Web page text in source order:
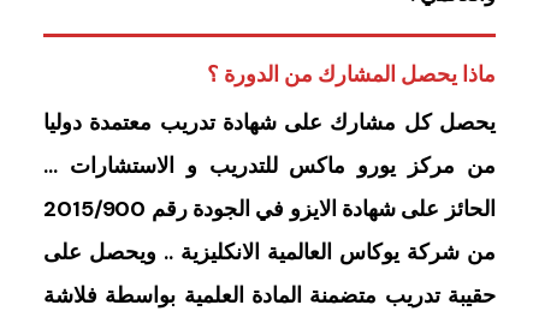
ماذا يحصل المشارك من الدورة ؟
يحصل كل مشارك على شهادة تدريب معتمدة دوليا
من مركز يورو ماكس للتدريب و الاستشارات …
الحائز على شهادة الايزو في الجودة رقم 2015/900
من شركة يوكاس العالمية الانكليزية .. ويحصل على
حقيبة تدريب متضمنة المادة العلمية بواسطة فلاشة